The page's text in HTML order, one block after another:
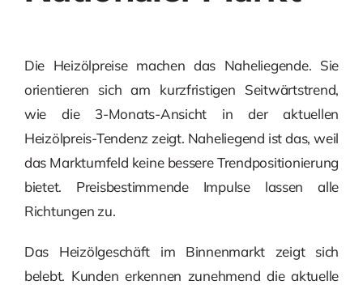
Die Heizölpreise machen das Naheliegende. Sie
orientieren sich am kurzfristigen Seitwärtstrend,
wie die 3-Monats-Ansicht in der aktuellen
Heizölpreis-Tendenz zeigt. Naheliegend ist das, weil
das Marktumfeld keine bessere Trendpositionierung
bietet. Preisbestimmende Impulse lassen alle
Richtungen zu.
Das Heizölgeschäft im Binnenmarkt zeigt sich
belebt. Kunden erkennen zunehmend die aktuelle